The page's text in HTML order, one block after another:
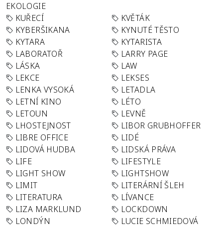
EKOLOGIE
KUŘECÍ
KVĚTÁK
KYBERŠIKANA
KYNUTÉ TĚSTO
KYTARA
KYTARISTA
LABORATOŘ
LARRY PAGE
LÁSKA
LAW
LEKCE
LEKSES
LENKA VYSOKÁ
LETADLA
LETNÍ KINO
LÉTO
LETOUN
LEVNĚ
LHOSTEJNOST
LIBOR GRUBHOFFER
LIBRE OFFICE
LIDÉ
LIDOVÁ HUDBA
LIDSKÁ PRÁVA
LIFE
LIFESTYLE
LIGHT SHOW
LIGHTSHOW
LIMIT
LITERÁRNÍ ŠLEH
LITERATURA
LÍVANCE
LIZA MARKLUND
LOCKDOWN
LONDÝN
LUCIE SCHMIEDOVÁ